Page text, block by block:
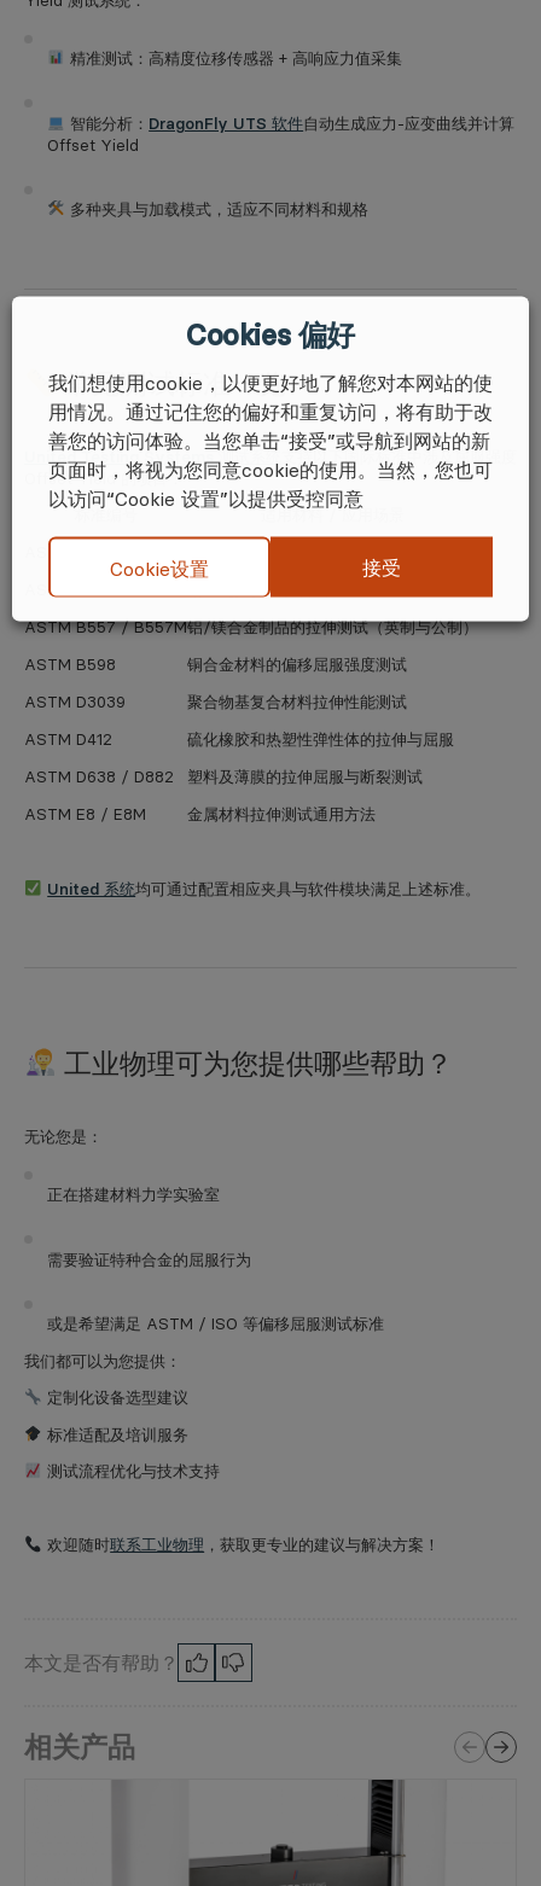
精准测试：高精度位移传感器 + 高响应力值采集
智能分析： DragonFly UTS 软件自动生成应力-应变曲线并计算
Offset Yield
多种夹具与加载模式，适应不同材料和规格
常见测试标准一览
United Testing Systems 测试系统 支持以下国际标准中涉及屈服强度
Offset Yield 的项目：
标准编号
适用材料 / 应用场景
钢制品机械性能测试通用标准
ASTM A931
钢丝绳拉伸屈服测试
ASTM B557 / B557M铝/镁合金制品的拉伸测试（英制与公制）
ASTM B598
铜合金材料的偏移屈服强度测试
ASTM D3039
聚合物基复合材料拉伸性能测试
ASTM D412
硫化橡胶和热塑性弹性体的拉伸与屈服
ASTM D638 / D882
塑料及薄膜的拉伸屈服与断裂测试
ASTM E8 / E8M
金属材料拉伸测试通用方法
United 系统均可通过配置相应夹具与软件模块满足上述标准。
工业物理可为您提供哪些帮助？
无论您是：
正在搭建材料力学实验室
需要验证特种合金的屈服行为
或是希望满足 ASTM / ISO 等偏移屈服测试标准
我们都可以为您提供：
定制化设备选型建议
标准适配及培训服务
测试流程优化与技术支持
欢迎随时联系工业物理 ，获取更专业的建议与解决方案！
本文是否有帮助？
相关产品
Cookies 偏好
我们想使用cookie，以便更好地了解您对本网站的使
用情况。通过记住您的偏好和重复访问，将有助于改
善您的访问体验。当您单击“接受”或导航到网站的新
页面时，将视为您同意cookie的使用。当然，您也可
以访问“Cookie 设置”以提供受控同意
Cookie设置 接受